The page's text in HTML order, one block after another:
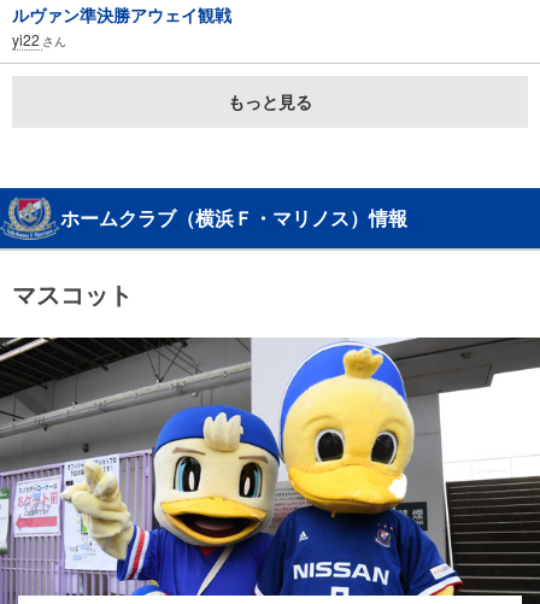
ルヴァン準決勝アウェイ観戦
yi22 さん
もっと見る
ホームクラブ（横浜Ｆ・マリノス）情報
マスコット